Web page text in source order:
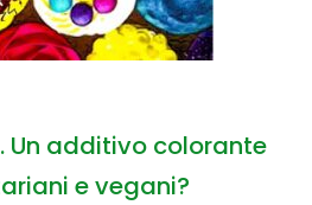
Un additivo colorante
e vegani?